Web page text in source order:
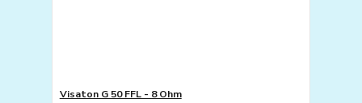
Visaton G 50 FFL - 8 Ohm